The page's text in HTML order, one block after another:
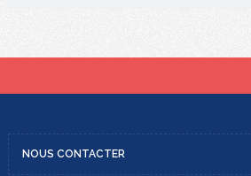
NOUS CONTACTER